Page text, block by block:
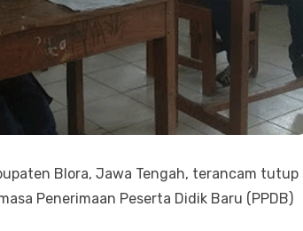
Blora, Jawa Tengah, terancam tutup
Penerimaan Peserta Didik Baru (PPDB)